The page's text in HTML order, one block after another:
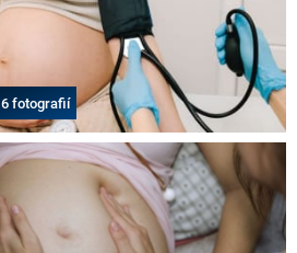
6 fotografií